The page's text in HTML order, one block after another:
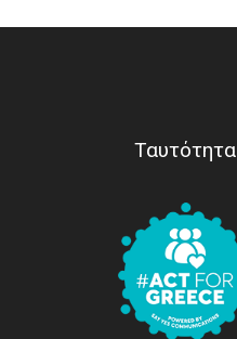
Ταυτότητα